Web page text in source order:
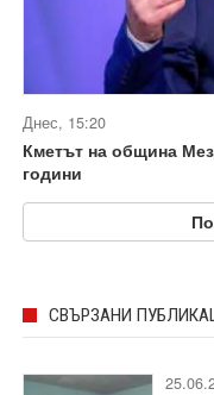
Днес, 15:20
Кметът на община
години
СВЪРЗАНИ